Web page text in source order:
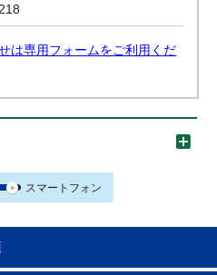
は専用フォームをご利用くだ
スマートフォン